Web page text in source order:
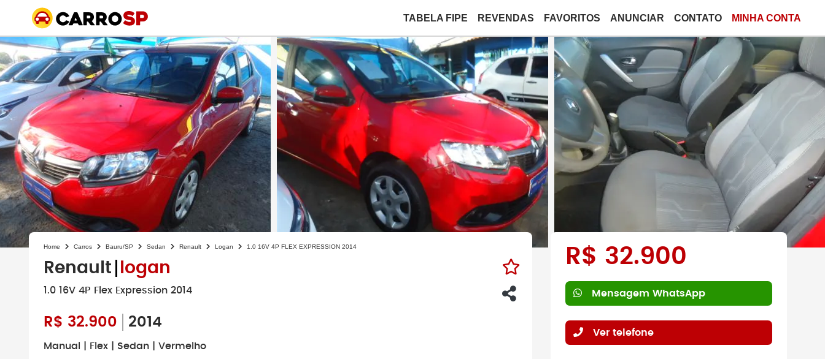
TABELA FIPE REVENDAS FAVORITOS ANUNCIAR CONTATO MINHA CONTA
Home Carros Bauru/SP Sedan Renault Logan 1.0 16V 4P FLEX EXPRESSION 2014
Renault logan
1.0 16V 4P Flex Expression 2014
R$ 32.900 2014
Manual | Flex | Sedan | Vermelho
R$ 32.900
Mensagem WhatsApp
Ver telefone